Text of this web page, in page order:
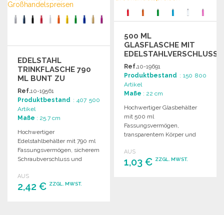
EDELSTAHL
TRINKFLASCHE 790
ML BUNT ZU
GROSSHANDELSPREISEN
Ref.10-19561
Produktbestand : 407 500
Artikel
Maße : 25.7 cm
Hochwertiger
Edelstahlbehälter mit 790 ml
Fassungsvermögen, sicherem
Schraubverschluss und
verschiedenen Farben.
AUS
2,42 € ZZGL. MWST.
500 ML
GLASFLASCHE MIT
EDELSTAHLVERSCHLUSS
Ref.10-19691
Produktbestand : 150 800
Artikel
Maße : 22 cm
Hochwertiger Glasbehälter
mit 500 ml
Fassungsvermögen,
transparentem Körper und
in verschiedenen Farben
erhältlich. Attraktives Design.
AUS
1,03 € ZZGL. MWST.